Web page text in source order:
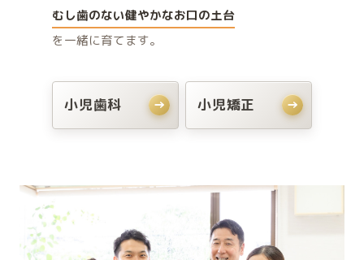
むし歯のない健やかなお口の土台
を一緒に育てます。
小児歯科 → 小児矯正 →